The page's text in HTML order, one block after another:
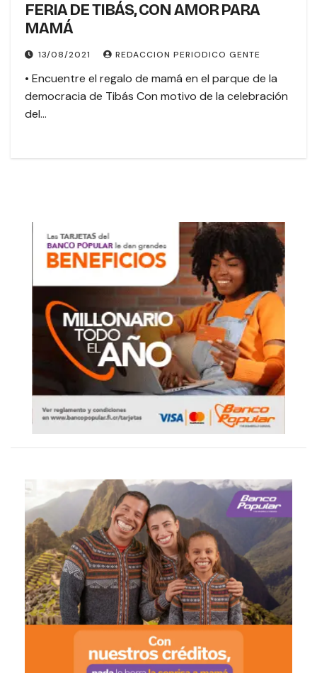
FERIA DE TIBÁS, CON AMOR PARA
MAMÁ
13/08/2021 REDACCION PERIODICO GENTE
• Encuentre el regalo de mamá en el parque de la
democracia de Tibás Con motivo de la celebración
del…